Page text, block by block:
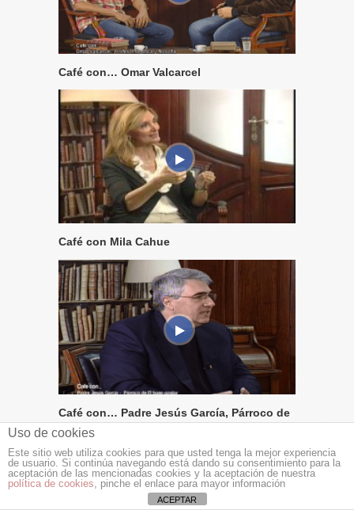
Café con… Omar Valcarcel
Café con Mila Cahue
Café con… Padre Jesús García, Párroco de
El buen pastor
Uso de cookies
Este sitio web utiliza cookies para que usted tenga la mejor experiencia
de usuario. Si continúa navegando está dando su consentimiento para la
aceptación de las mencionadas cookies y la aceptación de nuestra
política de cookies, pinche el enlace para mayor información
ACEPTAR